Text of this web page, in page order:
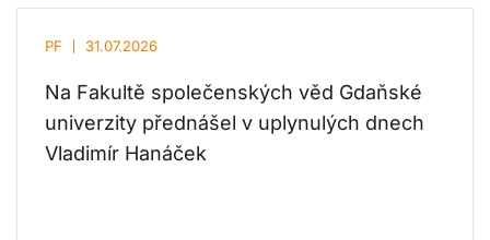
PF 31.07.2026
Na Fakultě společenských věd Gdaňské
univerzity přednášel v uplynulých dnech
Vladimír Hanáček